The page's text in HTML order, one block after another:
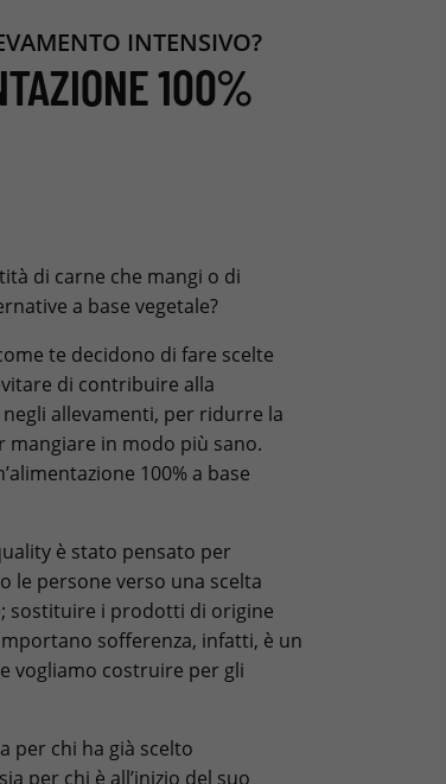
INTENSIVO?
100%
di carne che mangi o di
a base vegetale?
te decidono di fare scelte
di contribuire alla
allevamenti, per ridurre la
in modo più sano.
100% a base
è stato pensato per
le persone verso una scelta
sostituire i prodotti di origine
sofferenza, infatti, è un
vogliamo costruire per gli
per chi ha già scelto
per chi è all’inizio del suo